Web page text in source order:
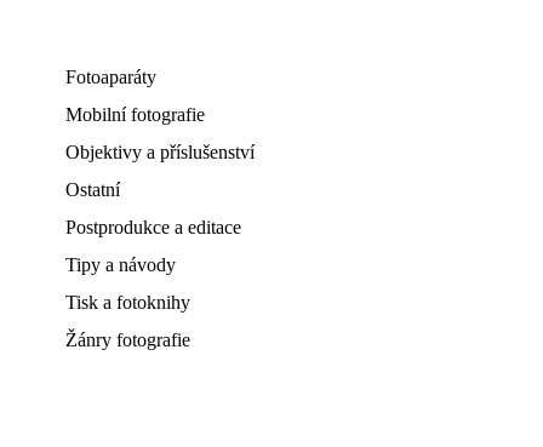
Fotoaparáty
Mobilní fotografie
Objektivy a příslušenství
Ostatní
Postprodukce a editace
Tipy a návody
Tisk a fotoknihy
Žánry fotografie